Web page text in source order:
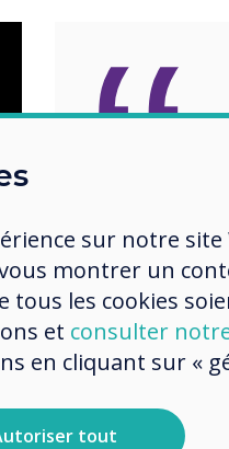
“
building
from
sur notre site
montrer un
tous les cookies
et consulter
en cliquant sur «
tout